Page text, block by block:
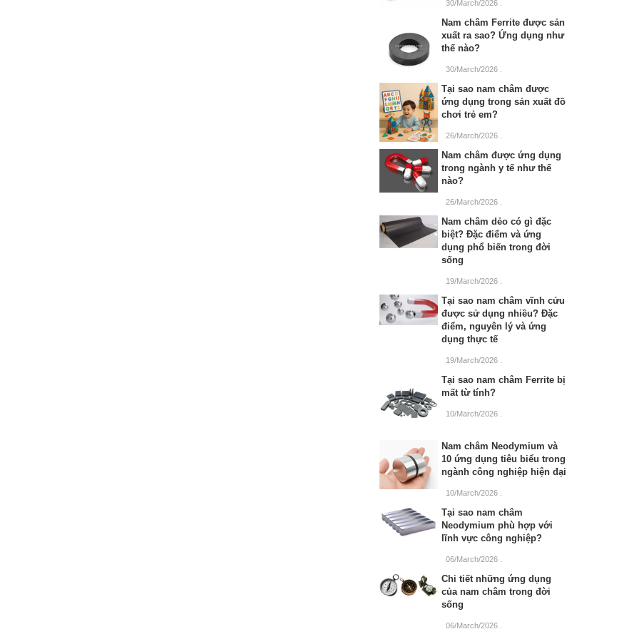
30/March/2026
Nam châm Ferrite được sản
xuất ra sao? Ứng dụng như
thế nào?
30/March/2026
Tại sao nam châm được
ứng dụng trong sản xuất đồ
chơi trẻ em?
26/March/2026
Nam châm được ứng dụng
trong ngành y tế như thế
nào?
26/March/2026
Nam châm dẻo có gì đặc
biệt? Đặc điểm và ứng
dụng phổ biến trong đời
sống
19/March/2026
Tại sao nam châm vĩnh cửu
được sử dụng nhiều? Đặc
điểm, nguyên lý và ứng
dụng thực tế
19/March/2026
Tại sao nam châm Ferrite bị
mất từ tính?
10/March/2026
Nam châm Neodymium và
10 ứng dụng tiêu biểu trong
ngành công nghiệp hiện đại
10/March/2026
Tại sao nam châm
Neodymium phù hợp với
lĩnh vực công nghiệp?
06/March/2026
Chi tiết những ứng dụng
của nam châm trong đời
sống
06/March/2026